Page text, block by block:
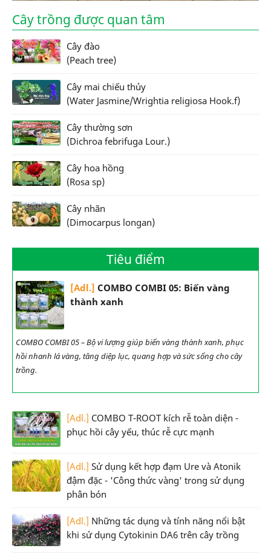
Cây trồng được quan tâm
Cây đào
(Peach tree)
Cây mai chiếu thủy
(Water Jasmine/Wrightia religiosa Hook.f)
Cây thường sơn
(Dichroa febrifuga Lour.)
Cây hoa hồng
(Rosa sp)
Cây nhãn
(Dimocarpus longan)
Tiêu điểm
[Adl.] COMBO COMBI 05: Biến vàng
thành xanh
COMBO COMBI 05 – Bộ vi lượng giúp biến vàng thành xanh, phục
hồi nhanh lá vàng, tăng diệp lục, quang hợp và sức sống cho cây
trồng.
[Adl.] COMBO T-ROOT kích rễ toàn diện -
phục hồi cây yếu, thúc rễ cực mạnh
[Adl.] Sử dụng kết hợp đạm Ure và Atonik
đậm đặc - 'Công thức vàng' trong sử dụng
phân bón
[Adl.] Những tác dụng và tính năng nổi bật
khi sử dụng Cytokinin DA6 trên cây trồng